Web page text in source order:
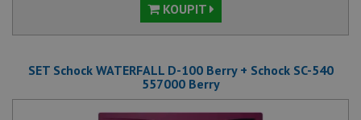
KOUPIT
SET Schock WATERFALL D-100 Berry + Schock SC-540
557000 Berry